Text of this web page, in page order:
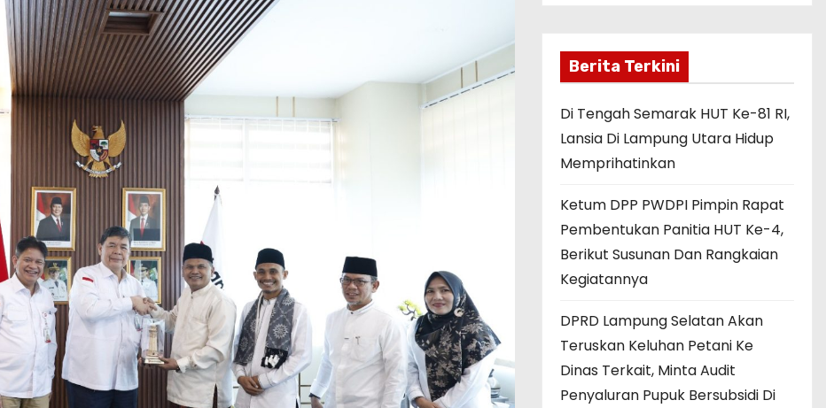
Berita Terkini
Di Tengah Semarak HUT Ke-81 RI,
Lansia Di Lampung Utara Hidup
Memprihatinkan
Ketum DPP PWDPI Pimpin Rapat
Pembentukan Panitia HUT Ke-4,
Berikut Susunan Dan Rangkaian
Kegiatannya
DPRD Lampung Selatan Akan
Teruskan Keluhan Petani Ke
Dinas Terkait, Minta Audit
Penyaluran Pupuk Bersubsidi Di